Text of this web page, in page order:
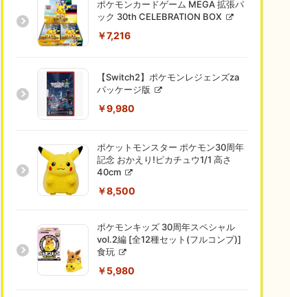
ポケモンカードゲーム MEGA 拡張パ
ック 30th CELEBRATION BOX
￥7,216
【Switch2】ポケモンレジェンズza
パッケージ版
￥9,980
ポケットモンスター ポケモン30周年
記念 おかえり!ピカチュウ1/1 高さ
40cm
￥8,500
ポケモンキッズ 30周年スペシャル
vol.2編 [全12種セット(フルコンプ)]
食玩
￥5,980